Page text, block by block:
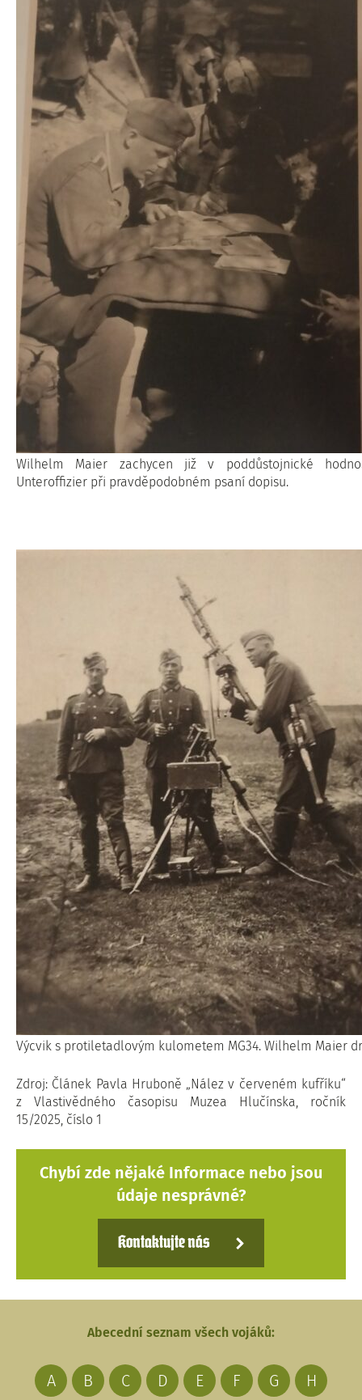
Wilhelm Maier zachycen již v poddůstojnické
Unteroffizier při pravděpodobném psaní dopisu.
Výcvik s protiletadlovým kulometem MG34. Wilhelm Maier
Zdroj: Článek Pavla Hruboně „Nález v červeném kufříku“
z Vlastivědného časopisu Muzea Hlučínska, ročník
15/2025, číslo 1
Chybí zde nějaké Informace nebo jsou
údaje nesprávné?
Kontaktujte nás
Abecední seznam všech vojáků:
A B C D E F G
H